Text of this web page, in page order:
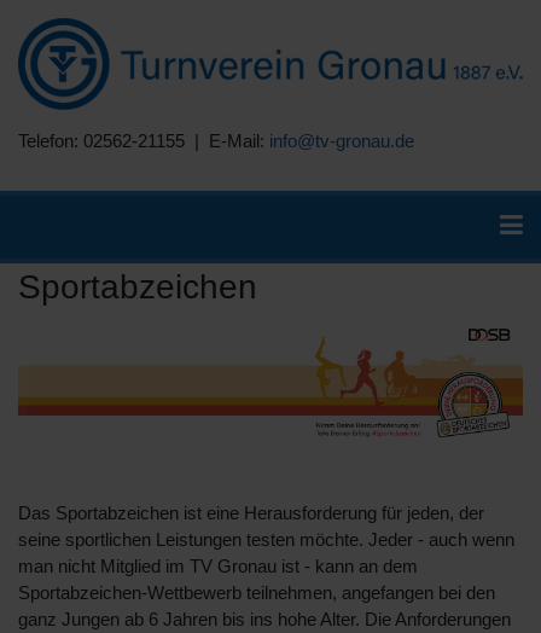
Telefon: 02562-21155 | E-Mail: info@tv-gronau.de
Sportabzeichen
Das Sportabzeichen ist eine Herausforderung für jeden, der
seine sportlichen Leistungen testen möchte. Jeder - auch wenn
man nicht Mitglied im TV Gronau ist - kann an dem
Sportabzeichen-Wettbewerb teilnehmen, angefangen bei den
ganz Jungen ab 6 Jahren bis ins hohe Alter. Die Anforderungen